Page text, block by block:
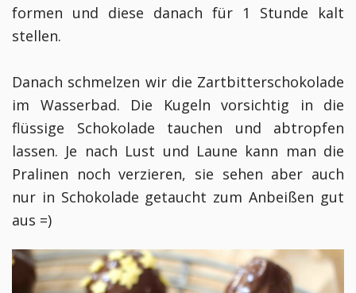
formen und diese danach für 1 Stunde kalt
stellen.
Danach schmelzen wir die Zartbitterschokolade
im Wasserbad. Die Kugeln vorsichtig in die
flüssige Schokolade tauchen und abtropfen
lassen. Je nach Lust und Laune kann man die
Pralinen noch verzieren, sie sehen aber auch
nur in Schokolade getaucht zum Anbeißen gut
aus =)